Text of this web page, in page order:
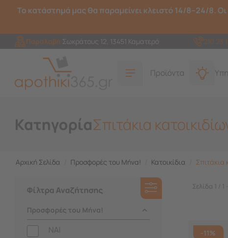
Το κατάστημά μας θα παραμείνει κλειστό 14/8–24/8.
Παραλαβή Σωκράτους 12, 13451 Καματερό 210 23
Προϊόντα
ΚατηγορίαΣπιτάκια
Αρχική Σελίδα Προσφορές του Μήνα! Κατοικίδια Σπιτάκια
Φίλτρα Αναζήτησης
Προσφορές του Μήνα!
NAI
Σελίδα 1 /
-11%